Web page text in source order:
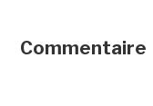
Commentaire